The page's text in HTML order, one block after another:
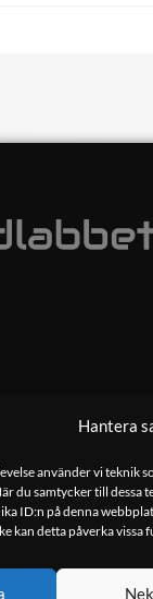
Hantera
använder vi teknik
du samtycker till dessa
ID:n på denna
kan detta påverka vissa